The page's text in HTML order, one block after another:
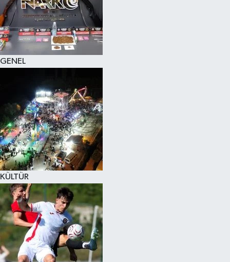
GENEL
KÜLTÜR
KÜLTÜR SANAT
MAGAZİN
SAĞLIK
SİYASET
SPOR
TEKNOLOJİ
VİZYONDAKİLER
YAŞAM